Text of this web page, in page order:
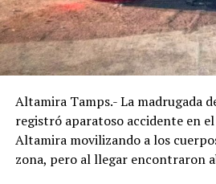
Altamira Tamps.- La madrugada
registró aparatoso accidente en
Altamira movilizando a los
zona, pero al llegar encontraron